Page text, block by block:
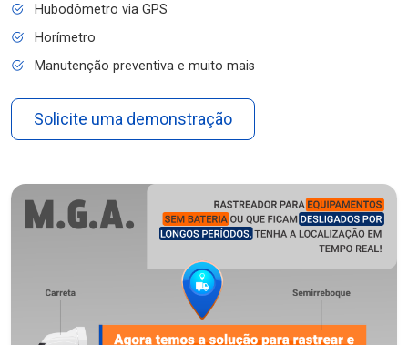
Hubodômetro via GPS
Horímetro
Manutenção preventiva e muito mais
Solicite uma demonstração